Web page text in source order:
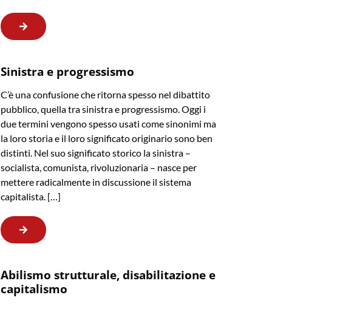
Sinistra e progressismo
C’è una confusione che ritorna spesso nel dibattito
pubblico, quella tra sinistra e progressismo. Oggi i
due termini vengono spesso usati come sinonimi ma
la loro storia e il loro significato originario sono ben
distinti. Nel suo significato storico la sinistra –
socialista, comunista, rivoluzionaria – nasce per
mettere radicalmente in discussione il sistema
capitalista. […]
Abilismo strutturale, disabilitazione e
capitalismo